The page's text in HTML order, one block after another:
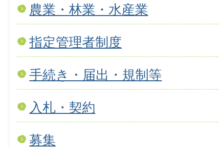
農業・林業・水産業
指定管理者制度
手続き・届出・規制等
入札・契約
募集